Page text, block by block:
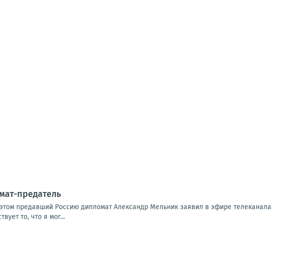
предатель
предавший Россию дипломат Александр Мельник заявил в эфире телеканала
то, что я мог...